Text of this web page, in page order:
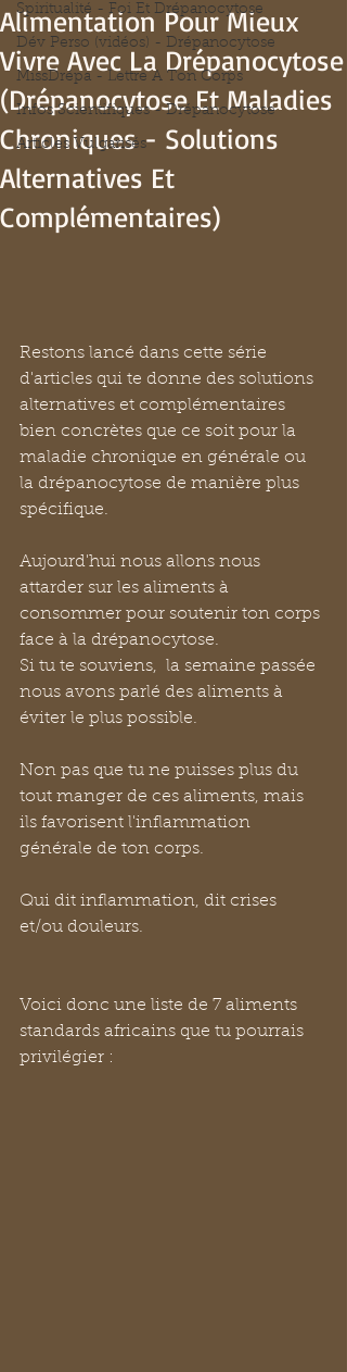
Spiritualité - Foi Et Drépanocytose
Dév Perso (vidéos) - Drépanocytose
MissDrépa - Lettre A Ton Corps
Infos Scientifiques - Drépanocytose
Articles Vulgarisés
Alimentation Pour Mieux
Vivre Avec La Drépanocytose
(Drépanocytose Et Maladies
Chroniques - Solutions
Alternatives Et
Complémentaires)
Restons lancé dans cette série
d'articles qui te donne des solutions
alternatives et complémentaires
bien concrètes que ce soit pour la
maladie chronique en générale ou
la drépanocytose de manière plus
spécifique.
Aujourd'hui nous allons nous
attarder sur les aliments à
consommer pour soutenir ton corps
face à la drépanocytose.
Si tu te souviens,  la semaine passée
nous avons parlé des aliments à
éviter le plus possible.
Non pas que tu ne puisses plus du
tout manger de ces aliments, mais
ils favorisent l'inflammation
générale de ton corps.
Qui dit inflammation, dit crises
et/ou douleurs.
Voici donc une liste de 7 aliments
standards africains que tu pourrais
privilégier :